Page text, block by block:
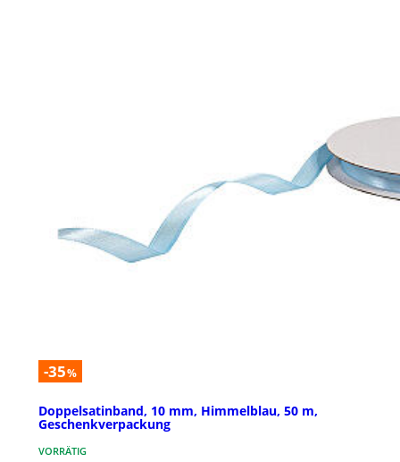
-35%
Doppelsatinband, 10 mm, Himmelblau, 50 m,
Geschenkverpackung
VORRÄTIG